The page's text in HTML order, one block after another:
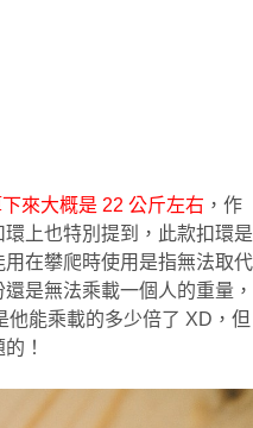
來大概是 22 公斤左右 ，作
上也特別提到，此款扣環是
在攀爬時使用是指無法取代
是無法乘載一個人的重量，
能乘載的多少倍了 XD，但
！